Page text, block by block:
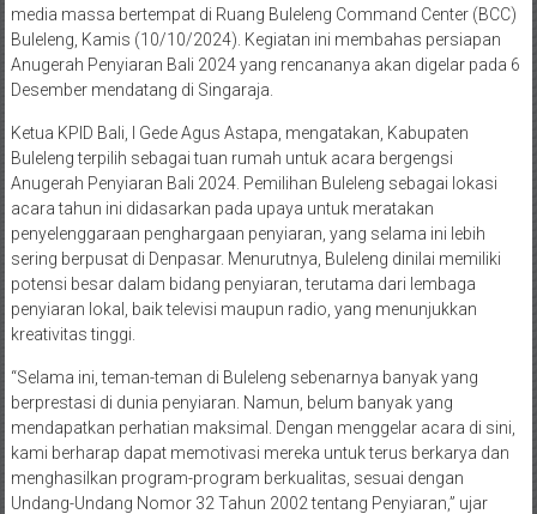
media massa bertempat di Ruang Buleleng Command Center (BCC)
Buleleng, Kamis (10/10/2024). Kegiatan ini membahas persiapan
Anugerah Penyiaran Bali 2024 yang rencananya akan digelar pada 6
Desember mendatang di Singaraja.
Ketua KPID Bali, I Gede Agus Astapa, mengatakan, Kabupaten
Buleleng terpilih sebagai tuan rumah untuk acara bergengsi
Anugerah Penyiaran Bali 2024. Pemilihan Buleleng sebagai lokasi
acara tahun ini didasarkan pada upaya untuk meratakan
penyelenggaraan penghargaan penyiaran, yang selama ini lebih
sering berpusat di Denpasar. Menurutnya, Buleleng dinilai memiliki
potensi besar dalam bidang penyiaran, terutama dari lembaga
penyiaran lokal, baik televisi maupun radio, yang menunjukkan
kreativitas tinggi.
“Selama ini, teman-teman di Buleleng sebenarnya banyak yang
berprestasi di dunia penyiaran. Namun, belum banyak yang
mendapatkan perhatian maksimal. Dengan menggelar acara di sini,
kami berharap dapat memotivasi mereka untuk terus berkarya dan
menghasilkan program-program berkualitas, sesuai dengan
Undang-Undang Nomor 32 Tahun 2002 tentang Penyiaran,” ujar